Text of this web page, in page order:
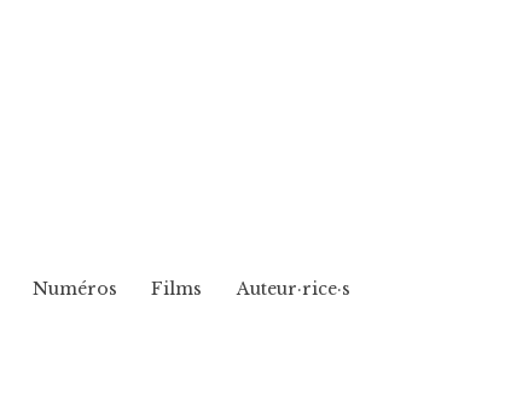
Numéros Films Auteur·rice·s